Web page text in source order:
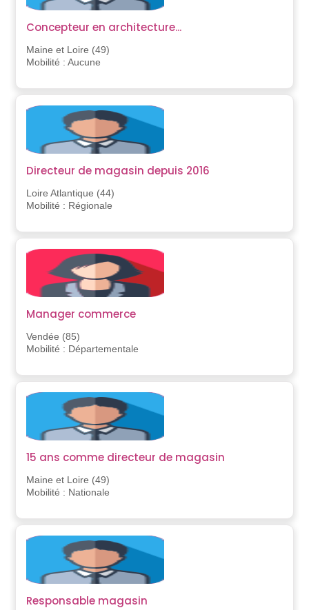
Concepteur en architecture...
Maine et Loire (49)
Mobilité : Aucune
Directeur de magasin depuis 2016
Loire Atlantique (44)
Mobilité : Régionale
Manager commerce
Vendée (85)
Mobilité : Départementale
15 ans comme directeur de magasin
Maine et Loire (49)
Mobilité : Nationale
Responsable magasin